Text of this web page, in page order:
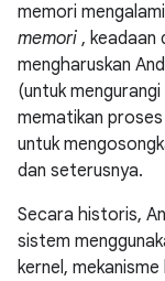
memori
memori , keadaan
mengharuskan
(untuk
mematikan
untuk
dan seterusnya.
Secara historis,
sistem
kernel,